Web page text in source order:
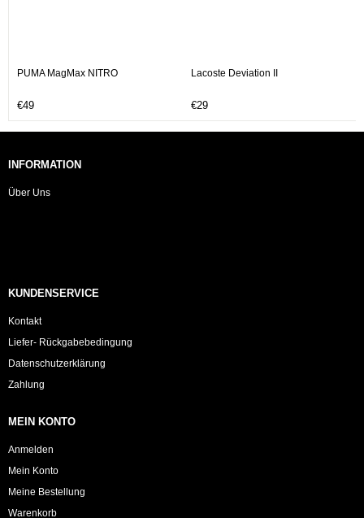
PUMA MagMax NITRO
€49
Lacoste Deviation II
€29
INFORMATION
Über Uns
KUNDENSERVICE
Kontakt
Liefer- Rückgabebedingung
Datenschutzerklärung
Zahlung
MEIN KONTO
Anmelden
Mein Konto
Meine Bestellung
Warenkorb